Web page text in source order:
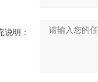
说明：